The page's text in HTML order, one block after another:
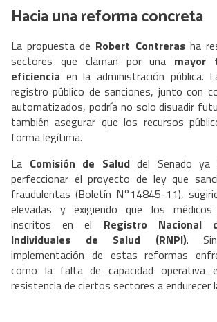
Hacia una reforma concreta
La propuesta de Robert Contreras ha
sectores que claman por una mayor
eficiencia en la administración pública.
registro público de sanciones, junto con
automatizados, podría no solo disuadir
también asegurar que los recursos
forma legítima.
La Comisión de Saluddel Senado ya
perfeccionar el proyecto de ley que
fraudulentas (Boletín N°14845-11),
elevadas y exigiendo que los
inscritos en el Registro Nacional
Individuales de Salud (RNPI).
implementación de estas reformas
como la falta de capacidad operativa
resistencia de ciertos sectores a endurecer